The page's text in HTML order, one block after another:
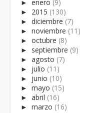
► enero (9)
► 2015 (130)
► diciembre (7)
► noviembre (11)
► octubre (8)
► septiembre (9)
► agosto (7)
► julio (11)
► junio (10)
► mayo (15)
► abril (16)
► marzo (16)